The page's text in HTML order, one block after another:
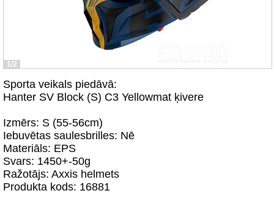
1/2
Sporta veikals piedāvā:
Hanter SV Block (S) C3 Yellowmat ķivere
Izmērs: S (55-56cm)
Iebuvētas saulesbrilles: Nē
Materiāls: EPS
Svars: 1450+-50g
Ražotājs: Axxis helmets
Produkta kods: 16881